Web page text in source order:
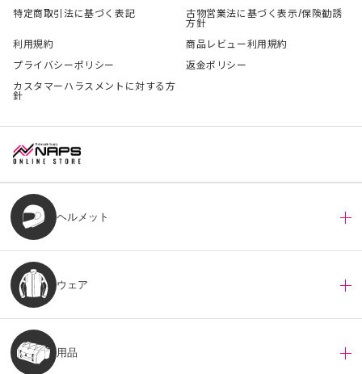
特定商取引法に基づく表記
古物営業法に基づく表示/保険勧誘
方針
利用規約
商品レビュー利用規約
プライバシーポリシー
返金ポリシー
カスタマーハラスメントに対する方
針
ヘルメット
ウェア
用品